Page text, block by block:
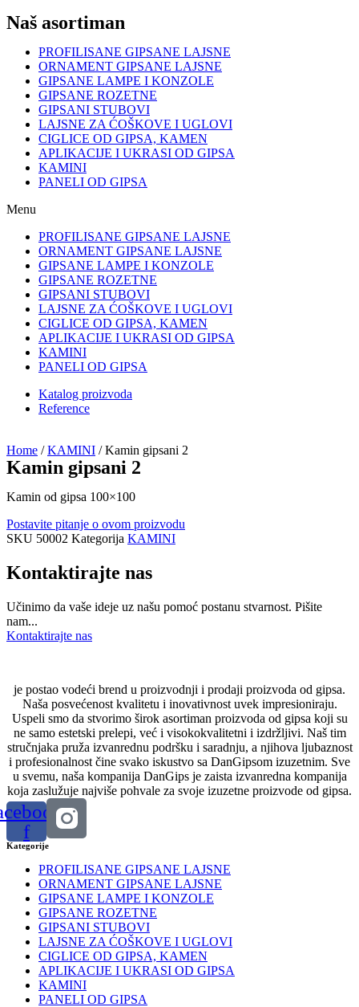
Naš asortiman
PROFILISANE GIPSANE LAJSNE
ORNAMENT GIPSANE LAJSNE
GIPSANE LAMPE I KONZOLE
GIPSANE ROZETNE
GIPSANI STUBOVI
LAJSNE ZA ĆOŠKOVE I UGLOVI
CIGLICE OD GIPSA, KAMEN
APLIKACIJE I UKRASI OD GIPSA
KAMINI
PANELI OD GIPSA
Menu
PROFILISANE GIPSANE LAJSNE
ORNAMENT GIPSANE LAJSNE
GIPSANE LAMPE I KONZOLE
GIPSANE ROZETNE
GIPSANI STUBOVI
LAJSNE ZA ĆOŠKOVE I UGLOVI
CIGLICE OD GIPSA, KAMEN
APLIKACIJE I UKRASI OD GIPSA
KAMINI
PANELI OD GIPSA
Katalog proizvoda
Reference
Home /KAMINI / Kamin gipsani 2
Kamin gipsani 2
Kamin od gipsa 100×100
Postavite pitanje o ovom proizvodu
SKU 50002 Kategorija KAMINI
Kontaktirajte nas
Učinimo da vaše ideje uz našu pomoć postanu stvarnost. Pišite
nam...
Kontaktirajte nas
je postao vodeći brend u proizvodnji i prodaji proizvoda od gipsa.
Naša posvećenost kvalitetu i inovativnost uvek impresioniraju.
Uspeli smo da stvorimo širok asortiman proizvoda od gipsa koji su
ne samo estetski prelepi, već i visokokvalitetni i izdržljivi. Naš tim
stručnjaka pruža izvanrednu podršku i saradnju, a njihova ljubaznost
i profesionalnost čine svako iskustvo sa DanGipsom izuzetnim. Sve
u svemu, naša kompanija DanGips je zaista izvanredna kompanija
koja zaslužuje najviše pohvale za svoje izuzetne proizvode od gipsa.
f
Kategorije
PROFILISANE GIPSANE LAJSNE
ORNAMENT GIPSANE LAJSNE
GIPSANE LAMPE I KONZOLE
GIPSANE ROZETNE
GIPSANI STUBOVI
LAJSNE ZA ĆOŠKOVE I UGLOVI
CIGLICE OD GIPSA, KAMEN
APLIKACIJE I UKRASI OD GIPSA
KAMINI
PANELI OD GIPSA